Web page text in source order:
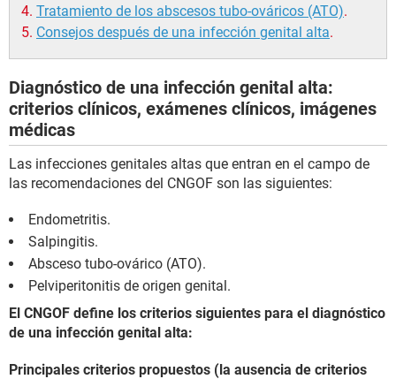
Tratamiento de los abscesos tubo-ováricos (ATO).
Consejos después de una infección genital alta.
Diagnóstico de una infección genital alta:
criterios clínicos, exámenes clínicos, imágenes
médicas
Las infecciones genitales altas que entran en el campo de
las recomendaciones del CNGOF son las siguientes:
Endometritis.
Salpingitis.
Absceso tubo-ovárico (ATO).
Pelviperitonitis de origen genital.
El CNGOF define los criterios siguientes para el diagnóstico
de una infección genital alta:
Principales criterios propuestos (la ausencia de criterios